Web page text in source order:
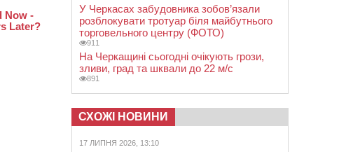
У Черкасах забудовника зобов’язали
розблокувати тротуар біля майбутнього
торговельного центру (ФОТО)
911
На Черкащині сьогодні очікують грози,
зливи, град та шквали до 22 м/с
891
СХОЖІ НОВИНИ
17 ЛИПНЯ 2026, 13:10